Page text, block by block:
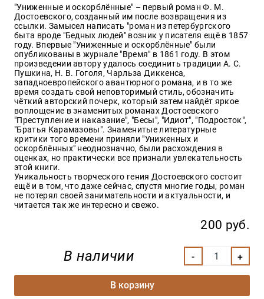
"Униженные и оскорблённые" – первый роман Ф. М.
Достоевского, созданный им после возвращения из
ссылки. Замысел написать "роман из петербургского
быта вроде "Бедных людей" возник у писателя ещё в 1857
году. Впервые "Униженные и оскорблённые" были
опубликованы в журнале "Время" в 1861 году. В этом
произведении автору удалось соединить традиции А. С.
Пушкина, Н. В. Гоголя, Чарльза Диккенса,
западноевропейского авантюрного романа, и в то же
время создать свой неповторимый стиль, обозначить
чёткий авторский почерк, который затем найдёт яркое
воплощение в знаменитых романах Достоевского
"Преступление и наказание", "Бесы", "Идиот", "Подросток",
"Братья Карамазовы". Знаменитые литературные
критики того времени приняли "Униженных и
оскорблённых" неоднозначно, были расхождения в
оценках, но практически все признали увлекательность
этой книги.
Уникальность творческого гения Достоевского состоит
ещё и в том, что даже сейчас, спустя многие годы, роман
не потерял своей занимательности и актуальности, и
читается так же интересно и свежо.
200 руб.
В наличии
В корзину
Красота
и
здоровье
Оптовикам
Авторам
Контакты
Мероприятия
+7(499)
350-17-
79
Москва
pochta@den-